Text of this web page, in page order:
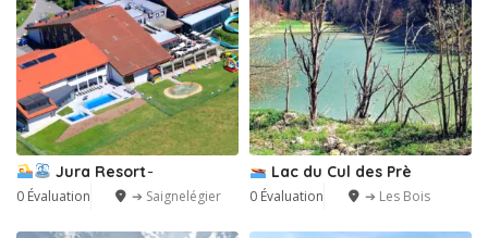
Jura Resort ̵
0 Évaluation ➔ Saignelégier
Lac du Cul des Prè
0 Évaluation ➔ Les Bois